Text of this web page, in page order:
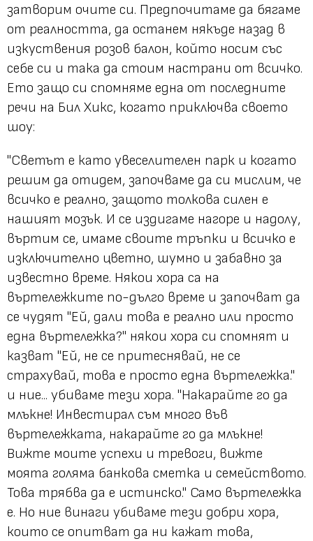
затворим очите си. Предпочитаме да бягаме
от реалността, да останем някъде назад в
изкуствения розов балон, който носим със
себе си и така да стоим настрани от всичко.
Ето защо си спомняме една от последните
речи на Бил Хикс, когато приключва своето
шоу:
"Светът е като увеселителен парк и когато
решим да отидем, започваме да си мислим, че
всичко е реално, защото толкова силен е
нашият мозък. И се издигаме нагоре и надолу,
въртим се, имаме своите тръпки и всичко е
изключително цветно, шумно и забавно за
известно време. Някои хора са на
въртележките по-дълго време и започват да
се чудят "Ей, дали това е реално или просто
една въртележка?" някои хора си спомнят и
казват "Ей, не се притеснявай, не се
страхувай, това е просто една въртележка."
и ние... убиваме тези хора. "Накарайте го да
млъкне! Инвестирал съм много във
въртележката, накарайте го да млъкне!
Вижте моите успехи и тревоги, вижте
моята голяма банкова сметка и семейството.
Това трябва да е истинско." Само въртележка
е. Но ние винаги убиваме тези добри хора,
които се опитват да ни кажат това,